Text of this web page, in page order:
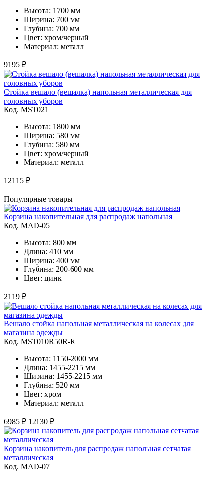
Высота: 1700 мм
Ширина: 700 мм
Глубина: 700 мм
Цвет: хром/черный
Материал: металл
9195 ₽
Стойка вешало (вешалка) напольная металлическая для
головных уборов
Код. MST021
Высота: 1800 мм
Ширина: 580 мм
Глубина: 580 мм
Цвет: хром/черный
Материал: металл
12115 ₽
Популярные товары
Корзина накопительная для распродаж напольная
Код. MAD-05
Высота: 800 мм
Длина: 410 мм
Ширина: 400 мм
Глубина: 200-600 мм
Цвет: цинк
2119 ₽
Вешало стойка напольная металлическая на колесах для
магазина одежды
Код. MST010R50R-К
Высота: 1150-2000 мм
Длина: 1455-2215 мм
Ширина: 1455-2215 мм
Глубина: 520 мм
Цвет: хром
Материал: металл
6985 ₽ 12130 ₽
Корзина накопитель для распродаж напольная сетчатая
металлическая
Код. MAD-07